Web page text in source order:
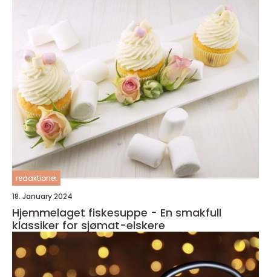
redaktionel
18. January 2024
Hjemmelaget fiskesuppe - En smakfull
klassiker for sjømat-elskere